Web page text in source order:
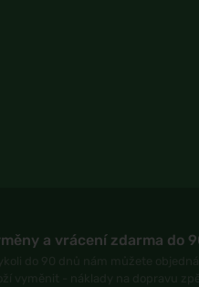
a vrácení zdarma do